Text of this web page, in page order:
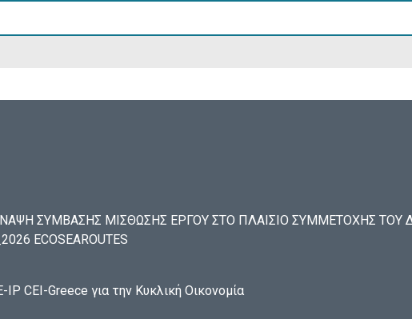
ΣΥΜΒΑΣΗΣ ΜΙΣΘΩΣΗΣ ΕΡΓΟΥ ΣΤΟ ΠΛΑΙΣΙΟ ΣΥΜΜΕΤΟΧΗΣ ΤΟΥ
ECOSEAROUTES
CEI-Greece για την Κυκλική Οικονομία